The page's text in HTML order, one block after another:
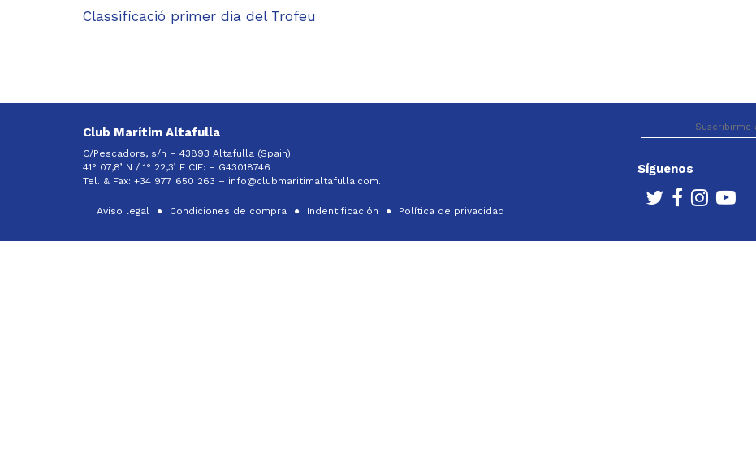
Classificació primer dia del Trofeu
Club Marítim Altafulla
C/Pescadors, s/n – 43893 Altafulla (Spain)
41° 07,8’ N / 1° 22,3’ E CIF: – G43018746
Tel. & Fax: +34 977 650 263 – info@clubmaritimaltafulla.com.
Aviso legal Condiciones de compra Indentificación Política de privacidad
Síguenos